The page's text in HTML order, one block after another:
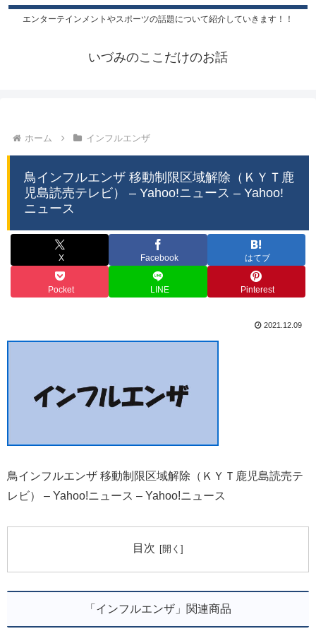
エンターテインメントやスポーツの話題について紹介していきます！！
いづみのここだけのお話
ホーム インフルエンザ
鳥インフルエンザ 移動制限区域解除（ＫＹＴ鹿
児島読売テレビ） – Yahoo!ニュース – Yahoo!
ニュース
X Facebook はてブ
Pocket LINE Pinterest
2021.12.09
鳥インフルエンザ 移動制限区域解除（ＫＹＴ鹿児島読売テ
レビ） – Yahoo!ニュース – Yahoo!ニュース
目次
「インフルエンザ」関連商品